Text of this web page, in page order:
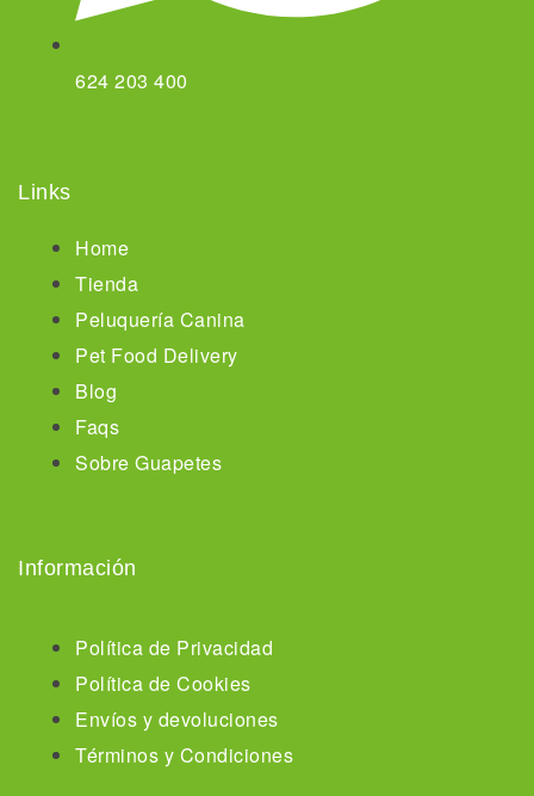
624 203 400
Links
Home
Tienda
Peluquería Canina
Pet Food Delivery
Blog
Faqs
Sobre Guapetes
Información
Política de Privacidad
Política de Cookies
Envíos y devoluciones
Términos y Condiciones